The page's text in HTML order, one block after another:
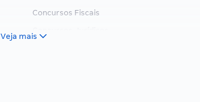
Concursos Fiscais
Veja mais